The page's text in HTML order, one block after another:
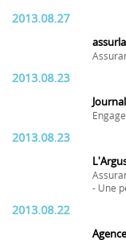
2013.08.27
2013.08.23
2013.08.23
- Une
2013.08.22